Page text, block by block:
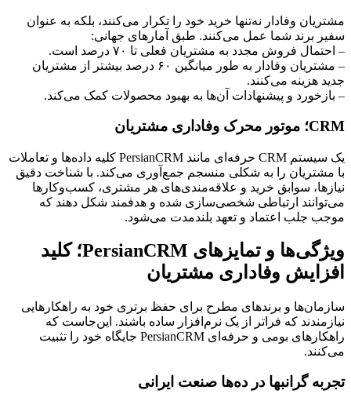
مشتریان وفادار نه‌تنها خرید خود را تکرار می‌کنند، بلکه به عنوان
سفیر برند شما عمل می‌کنند. طبق آمارهای جهانی:
– احتمال فروش مجدد به مشتریان فعلی تا ۷۰ درصد است.
– مشتریان وفادار به طور میانگین ۶۰ درصد بیشتر از مشتریان
جدید هزینه می‌کنند.
– بازخورد و پیشنهادات آن‌ها به بهبود محصولات کمک می‌کند.
CRM؛ موتور محرک وفاداری مشتریان
یک سیستم CRM حرفه‌ای مانند PersianCRM کلیه داده‌ها و تعاملات
با مشتریان را به شکلی منسجم جمع‌آوری می‌کند. با شناخت دقیق
نیازها، سوابق خرید و علاقه‌مندی‌های هر مشتری، کسب‌وکارها
می‌توانند ارتباطی شخصی‌سازی شده و هدفمند شکل دهند که
موجب جلب اعتماد و تعهد بلندمدت می‌شود.
ویژگی‌ها و تمایزهای PersianCRM؛ کلید
افزایش وفاداری مشتریان
سازمان‌ها و برندهای مطرح برای حفظ برتری خود به راهکارهایی
نیازمندند که فراتر از یک نرم‌افزار ساده باشند. این‌جاست که
راهکارهای بومی و حرفه‌ای PersianCRM جایگاه خود را تثبیت
می‌کنند.
تجربه گرانبها در ده‌ها صنعت ایرانی